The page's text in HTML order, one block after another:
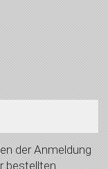
der Anmeldung
bestellten